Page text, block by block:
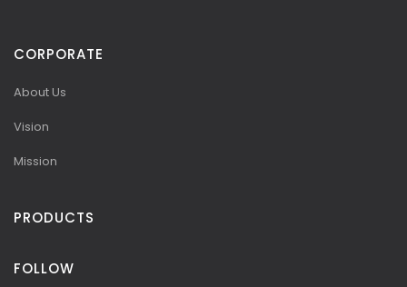
CORPORATE
About Us
Vision
Mission
PRODUCTS
FOLLOW